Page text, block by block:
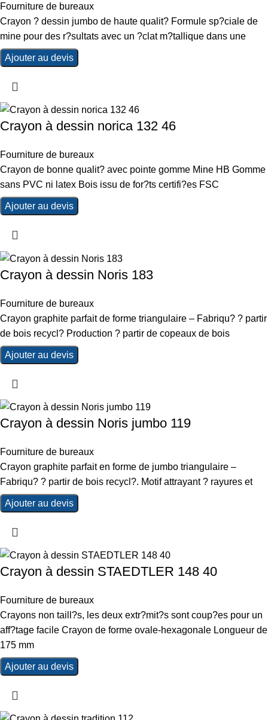
Fourniture de bureaux
Crayon ? dessin jumbo de haute qualit? Formule sp?ciale de
mine pour des r?sultats avec un ?clat m?tallique dans une
Ajouter au devis
Crayon à dessin norica 132 46
Fourniture de bureaux
Crayon de bonne qualit? avec pointe gomme Mine HB Gomme
sans PVC ni latex Bois issu de for?ts certifi?es FSC
Ajouter au devis
Crayon à dessin Noris 183
Fourniture de bureaux
Crayon graphite parfait de forme triangulaire – Fabriqu? ? partir
de bois recycl? Production ? partir de copeaux de bois
Ajouter au devis
Crayon à dessin Noris jumbo 119
Fourniture de bureaux
Crayon graphite parfait en forme de jumbo triangulaire –
Fabriqu? ? partir de bois recycl?. Motif attrayant ? rayures et
Ajouter au devis
Crayon à dessin STAEDTLER 148 40
Fourniture de bureaux
Crayons non taill?s, les deux extr?mit?s sont coup?es pour un
aff?tage facile Crayon de forme ovale-hexagonale Longueur de
175 mm
Ajouter au devis